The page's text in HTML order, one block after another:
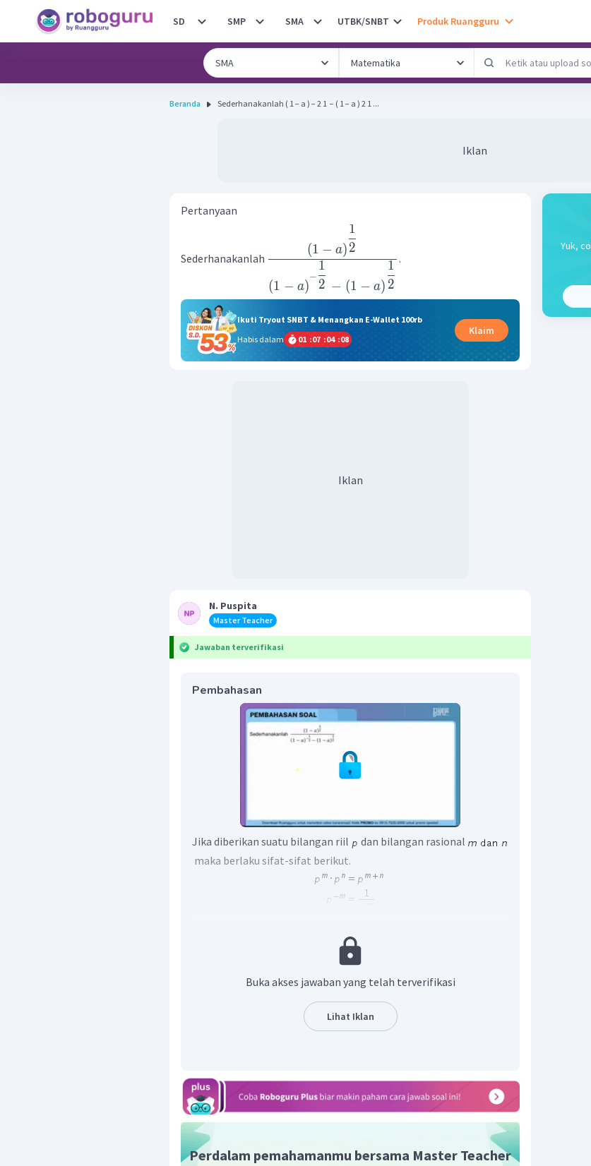
SD SMP SMA UTBK/SNBT Produk Ruangguru
Beranda Sederhanakanlah ( 1 − a ) − 2 1 ​ − ( 1 − a ) 2 1 ...
Iklan
Pertanyaan
Sederhanakanlah
(1 − a)
−
2
1
− (1 − a) 2
1
(1 − a)2
1
.
Ikuti Tryout SNBT & Menangkan E-Wallet 100rb
Habis dalam
01 :07 :04 :08
Klaim
Iklan
N. Puspita
Master Teacher
Jawaban terverifikasi
Pembahasan
Jika diberikan suatu bilangan riil
dan bilangan rasional
maka berlaku sifat-sifat berikut.
Buka akses jawaban yang telah terverifikasi
Lihat Iklan
Perdalam pemahamanmu bersama Master Teacher
Yuk,